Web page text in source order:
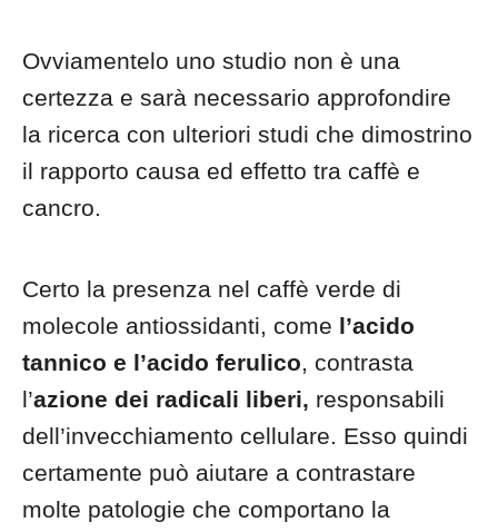
Ovviamentelo uno studio non è una
certezza e sarà necessario approfondire
la ricerca con ulteriori studi che dimostrino
il rapporto causa ed effetto tra caffè e
cancro.
Certo la presenza nel caffè verde di
molecole antiossidanti, come l’acido
tannico e l’acido ferulico, contrasta
l’azione dei radicali liberi, responsabili
dell’invecchiamento cellulare. Esso quindi
certamente può aiutare a contrastare
molte patologie che comportano la